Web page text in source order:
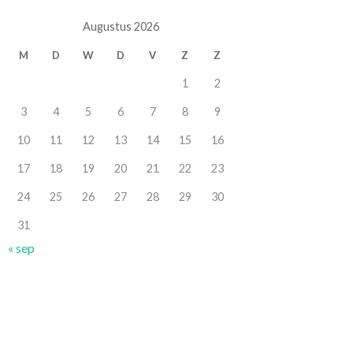
Augustus 2026
M D W D V Z Z
1 2
3 4 5 6 7 8 9
10 11 12 13 14 15 16
17 18 19 20 21 22 23
24 25 26 27 28 29 30
31
« sep